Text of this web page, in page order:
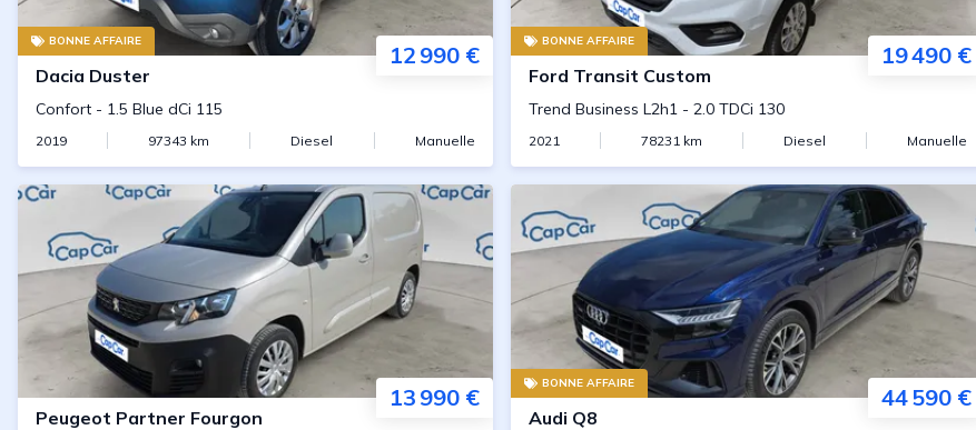
BONNE AFFAIRE
12 990 €
Dacia Duster
Confort - 1.5 Blue dCi 115
2019 97343 km Diesel Manuelle
BONNE AFFAIRE
19 490 €
Ford Transit Custom
Trend Business L2h1- 2.0 TDCi 130
2021 78231km Diesel Manuelle
13 990 €
Peugeot Partner Fourgon
BONNE AFFAIRE
44 590 €
Audi Q8